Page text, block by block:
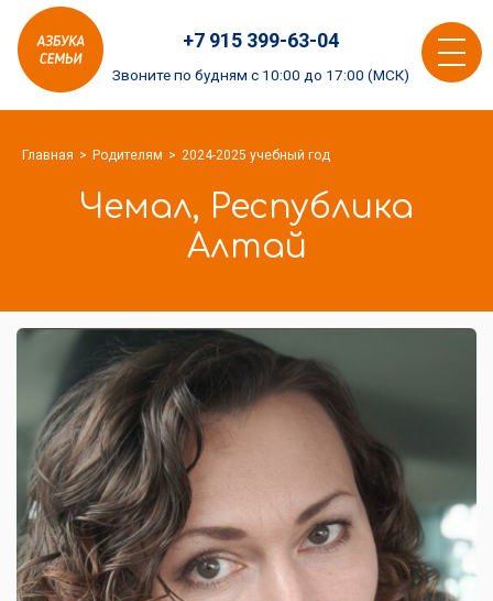
Азбука
семьи
logo
+7 915 399-63-04
Звоните по будням с 10:00 до 17:00 (МСК)
Toggle
Главная Родителям 2024-2025 учебный год
Чемал, Республика
Алтай